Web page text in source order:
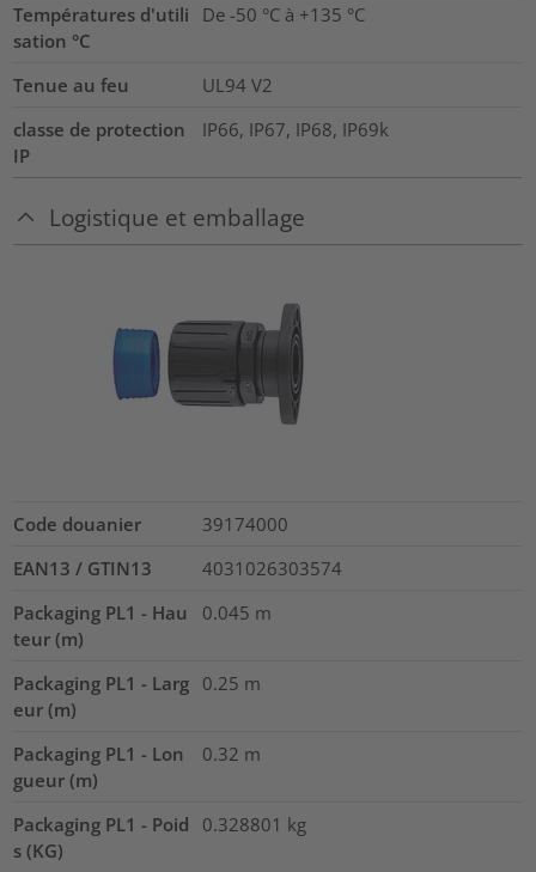
Températures d'utili
sation °C
De -50 °C à +135 °C
Tenue au feu
UL94 V2
classe de protection
IP
IP66, IP67, IP68, IP69k
Logistique et emballage
Code douanier
39174000
EAN13 / GTIN13
4031026303574
Packaging PL1 - Hau
teur (m)
0.045 m
Packaging PL1 - Larg
eur (m)
0.25 m
Packaging PL1 - Lon
gueur (m)
0.32 m
Packaging PL1 - Poid
s (KG)
0.328801 kg